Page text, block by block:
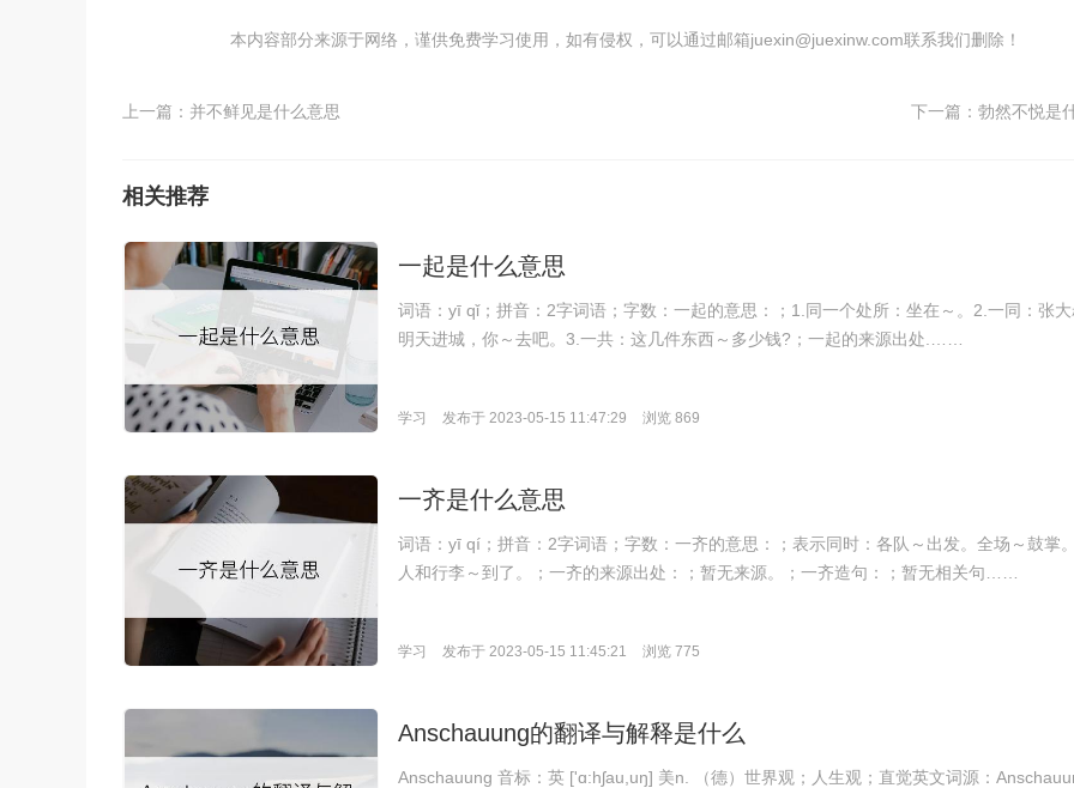
本内容部分来源于网络，谨供免费学习使用，如有侵权，可以通过邮箱juexin@juexinw.com联系我们删除！
上一篇： 并不鲜见是什么意思 下一篇： 勃然不悦是
相关推荐
一起是什么意思
词语：yī qǐ；拼音：2字词语；字数：一起的意思：；1.同一个处所：坐在～。2.一同：张
明天进城，你～去吧。3.一共：这几件东西～多少钱?；一起的来源出处.……
学习 发布于 2023-05-15 11:47:29 浏览 869
一齐是什么意思
词语：yī qí；拼音：2字词语；字数：一齐的意思：；表示同时：各队～出发。全场～鼓掌
人和行李～到了。；一齐的来源出处：；暂无来源。；一齐造句：；暂无相关句……
学习 发布于 2023-05-15 11:45:21 浏览 775
Anschauung的翻译与解释是什么
Anschauung 音标：英 ['ɑ:hʃau,uŋ] 美n. （德）世界观；人生观；直觉英文词源：